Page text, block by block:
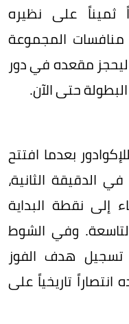
ثميناً على نظيره
2-1 في ختام منافسات المجموعة
من كأس العالم 2026، ليحجز مقعده في دور
بعدما افتتح
الدقيقة الثانية،
إلى نقطة البداية
وفي الشوط
تسجيل هدف الفوز
بلاده انتصاراً تاريخياً على